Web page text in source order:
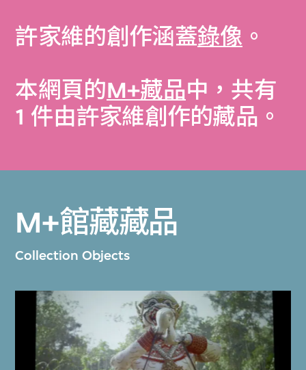
許家維的創作涵蓋錄像 。
本網頁的M+藏品中，共有
1 件由許家維創作的藏品。
M+館藏藏品
Collection Objects